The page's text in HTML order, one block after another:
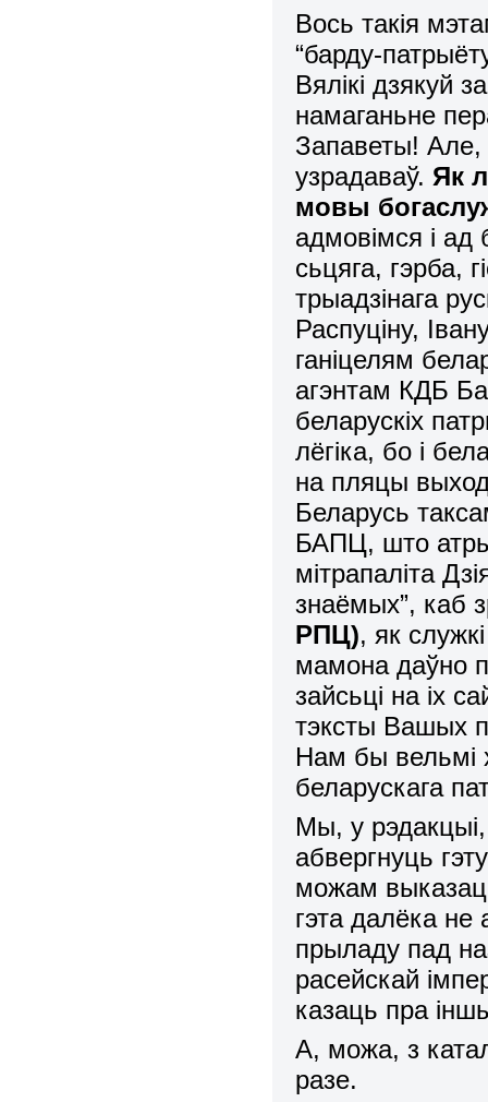
Вось такія
“барду-
Вялікі дзякуй
намаганьне
Запаветы! Але,
узрадаваў. Як
мовы
адмовімся і
сьцяга, гэрба,
трыадзінага
Распуціну,
ганіцелям
агэнтам КДБ
беларускіх
лёгіка, бо і
на пляцы
Беларусь
БАПЦ, што
мітрапаліта
знаёмых”, каб
РПЦ), як
мамона даўно
зайсьці на іх
тэксты Вашых
Нам бы вельмі
беларускага
Мы, у
абвергнуць
можам
гэта далёка
прыладу пад
расейскай
казаць пра
А, можа, з
разе.